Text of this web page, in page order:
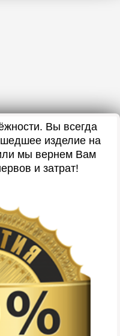
Вы всегда
изделие на
мы вернем Вам
и затрат!